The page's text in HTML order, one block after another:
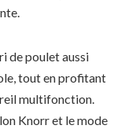
de poulet aussi
tout en profitant
multifonction.
Knorr et le mode